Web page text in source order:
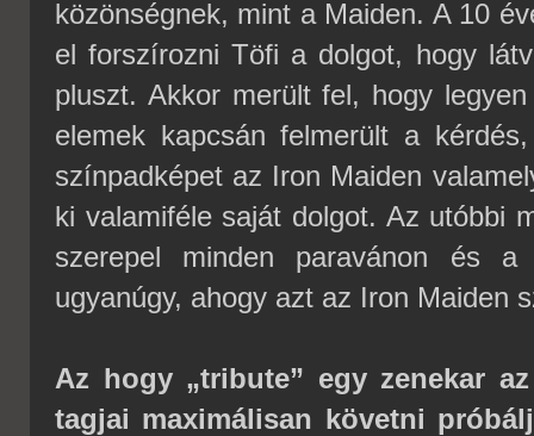
közönségnek, mint a Maiden. A 10
el forszírozni Töfi a dolgot, hogy
pluszt. Akkor merült fel, hogy
elemek kapcsán felmerült a
színpadképet az Iron Maiden
ki valamiféle saját dolgot. Az utóbbi
szerepel minden paravánon és
ugyanúgy, ahogy azt az Iron Maiden
Az hogy „tribute” egy zenekar
tagjai maximálisan követni